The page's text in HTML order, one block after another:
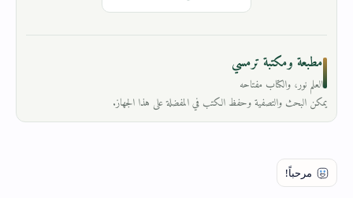
مطبعة ومكتبة ترمسي
العلم نور، والكتاب مفتاحه
يمكن البحث والتصفية وحفظ الكتب في المفضلة على هذا الجهاز.